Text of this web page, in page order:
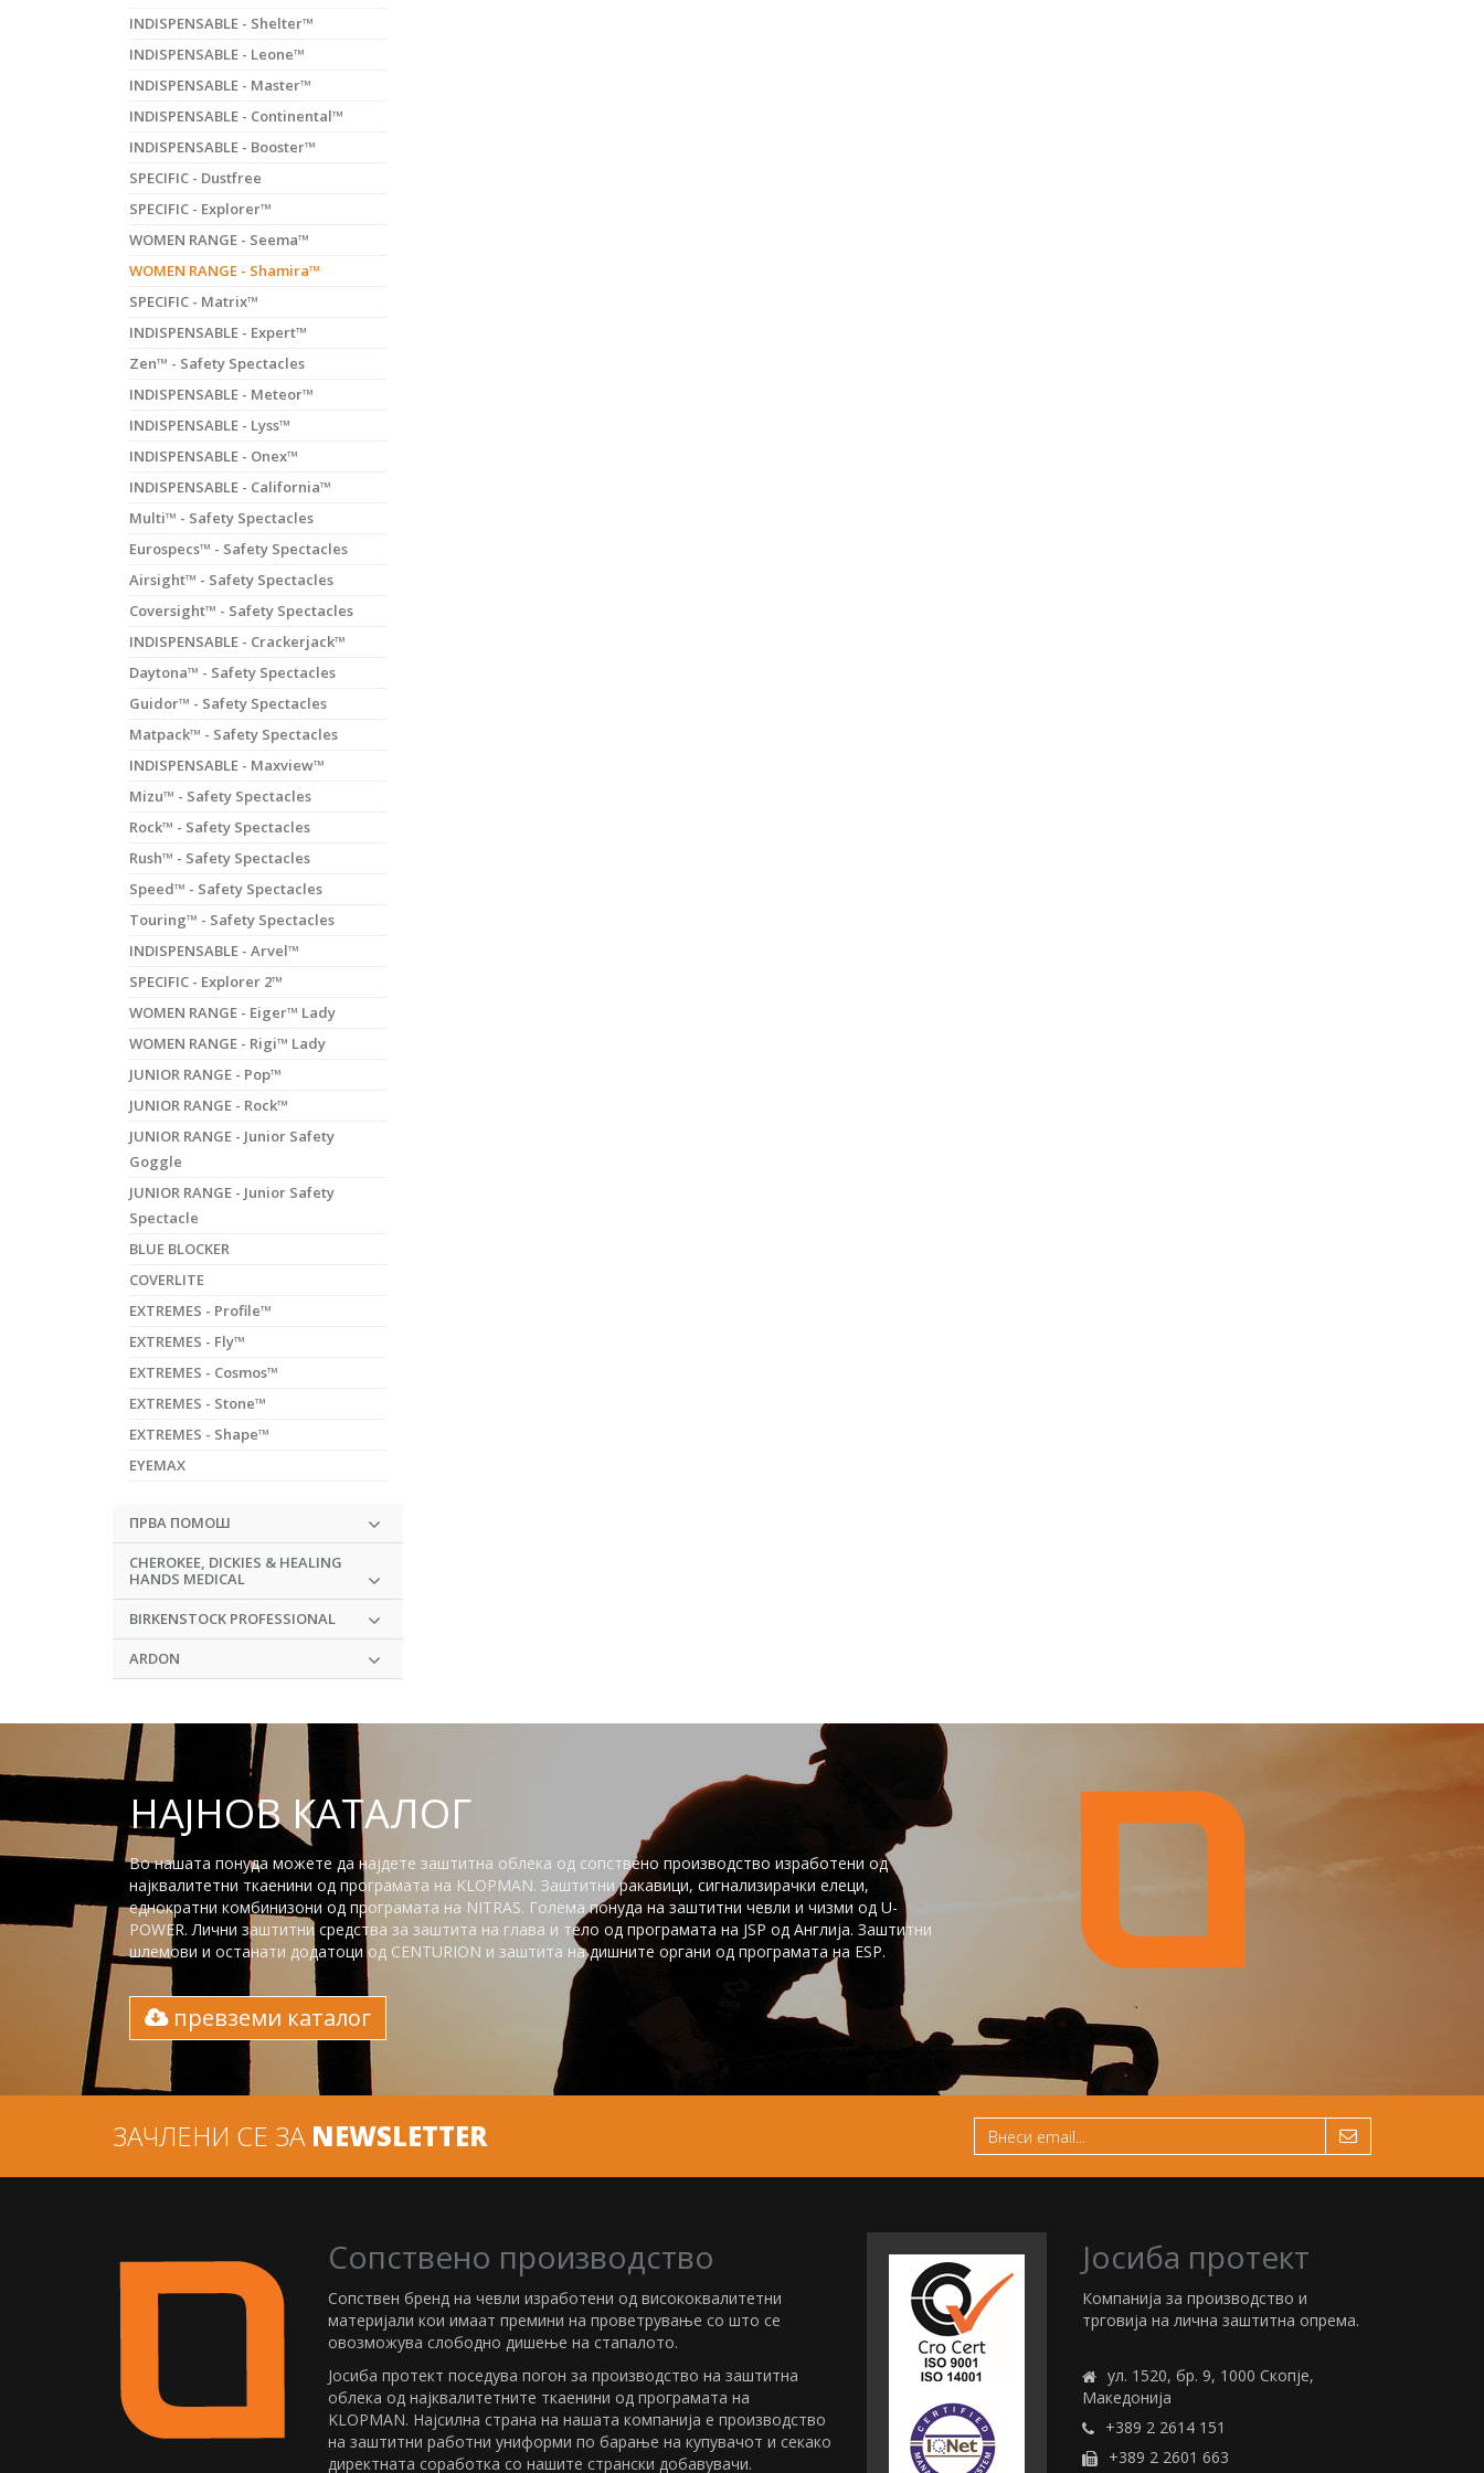
INDISPENSABLE - Shelter™
INDISPENSABLE - Leone™
INDISPENSABLE - Master™
INDISPENSABLE - Continental™
INDISPENSABLE - Booster™
SPECIFIC - Dustfree
SPECIFIC - Explorer™
WOMEN RANGE - Seema™
WOMEN RANGE - Shamira™
SPECIFIC - Matrix™
INDISPENSABLE - Expert™
Zen™ - Safety Spectacles
INDISPENSABLE - Meteor™
INDISPENSABLE - Lyss™
INDISPENSABLE - Onex™
INDISPENSABLE - California™
Multi™ - Safety Spectacles
Eurospecs™ - Safety Spectacles
Airsight™ - Safety Spectacles
Coversight™ - Safety Spectacles
INDISPENSABLE - Crackerjack™
Daytona™ - Safety Spectacles
Guidor™ - Safety Spectacles
Matpack™ - Safety Spectacles
INDISPENSABLE - Maxview™
Mizu™ - Safety Spectacles
Rock™ - Safety Spectacles
Rush™ - Safety Spectacles
Speed™ - Safety Spectacles
Touring™ - Safety Spectacles
INDISPENSABLE - Arvel™
SPECIFIC - Explorer 2™
WOMEN RANGE - Eiger™ Lady
WOMEN RANGE - Rigi™ Lady
JUNIOR RANGE - Pop™
JUNIOR RANGE - Rock™
JUNIOR RANGE - Junior Safety
Goggle
JUNIOR RANGE - Junior Safety
Spectacle
BLUE BLOCKER
COVERLITE
EXTREMES - Profile™
EXTREMES - Fly™
EXTREMES - Cosmos™
EXTREMES - Stone™
EXTREMES - Shape™
EYEMAX
ПРВА ПОМОШ
CHEROKEE, DICKIES & HEALING
HANDS MEDICAL
BIRKENSTOCK PROFESSIONAL
ARDON
НАЈНОВ КАТАЛОГ
Во нашата понуда можете да најдете заштитна облека од сопствено производство изработени од
најквалитетни ткаенини од програмата на KLOPMAN. Заштитни ракавици, сигнализирачки елеци,
еднократни комбинизони од програмата на NITRAS. Голема понуда на заштитни чевли и чизми од U-
POWER. Лични заштитни средства за заштита на глaва и тело од програмата на JSP од Англија. Заштитни
шлемови и останати додатоци од CENTURION и заштита на дишните органи од програмата на ESP.
превземи каталог
ЗАЧЛЕНИ СЕ ЗА NEWSLETTER
Сопствено производство
Сопствен бренд на чевли изработени од висококвалитетни
материјали кои имаат премини на проветрување со што се
овозможува слободно дишење на стапалото.
Јосиба протект поседува погон за производство на заштитна
облека од најквалитетните ткаенини од програмата на
KLOPMAN. Најсилна страна на нашата компанија е производство
на заштитни работни униформи по барање на купувачот и секако
директната соработка со нашите странски добавувачи.
Јосиба протект
Компанија за производство и
трговија на лична заштитна опрема.
ул. 1520, бр. 9, 1000 Скопје,
Македонија
+389 2 2614 151
+389 2 2601 663